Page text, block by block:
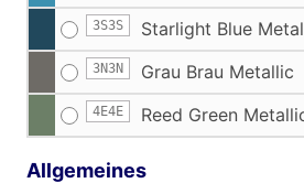
3S3S Starlight Blue
3N3N Grau Brau Metallic
4E4E Reed Green
Allgemeines